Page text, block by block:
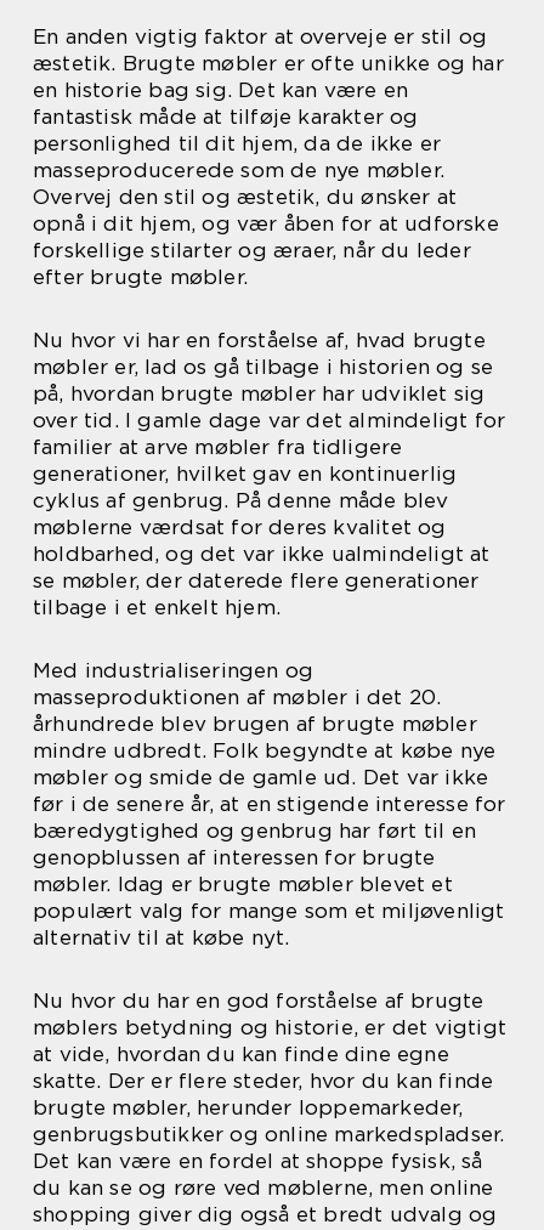
En anden vigtig faktor at overveje er stil og
æstetik. Brugte møbler er ofte unikke og har
en historie bag sig. Det kan være en
fantastisk måde at tilføje karakter og
personlighed til dit hjem, da de ikke er
masseproducerede som de nye møbler.
Overvej den stil og æstetik, du ønsker at
opnå i dit hjem, og vær åben for at udforske
forskellige stilarter og æraer, når du leder
efter brugte møbler.
Nu hvor vi har en forståelse af, hvad brugte
møbler er, lad os gå tilbage i historien og se
på, hvordan brugte møbler har udviklet sig
over tid. I gamle dage var det almindeligt for
familier at arve møbler fra tidligere
generationer, hvilket gav en kontinuerlig
cyklus af genbrug. På denne måde blev
møblerne værdsat for deres kvalitet og
holdbarhed, og det var ikke ualmindeligt at
se møbler, der daterede flere generationer
tilbage i et enkelt hjem.
Med industrialiseringen og
masseproduktionen af møbler i det 20.
århundrede blev brugen af brugte møbler
mindre udbredt. Folk begyndte at købe nye
møbler og smide de gamle ud. Det var ikke
før i de senere år, at en stigende interesse for
bæredygtighed og genbrug har ført til en
genopblussen af interessen for brugte
møbler. Idag er brugte møbler blevet et
populært valg for mange som et miljøvenligt
alternativ til at købe nyt.
Nu hvor du har en god forståelse af brugte
møblers betydning og historie, er det vigtigt
at vide, hvordan du kan finde dine egne
skatte. Der er flere steder, hvor du kan finde
brugte møbler, herunder loppemarkeder,
genbrugsbutikker og online markedspladser.
Det kan være en fordel at shoppe fysisk, så
du kan se og røre ved møblerne, men online
shopping giver dig også et bredt udvalg og